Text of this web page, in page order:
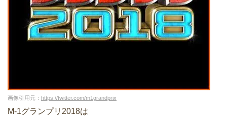
画像引用元： https://twitter.com/m1grandprix
M-1グランプリ2018は